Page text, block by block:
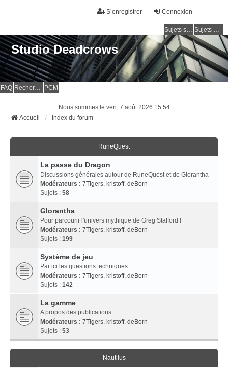
Connexion
S’enregistrer
Sujets sans réponse Sujets actifs
Studio Deadcrows
FAQ Rechercher PCM
Nous sommes le ven. 7 août 2026 15:54
Accueil
Index du forum
RuneQuest
La passe du Dragon
Discussions générales autour de RuneQuest et de Glorantha
Modérateurs : 7Tigers, kristoff, deBorn
Sujets : 58
Glorantha
Pour parcourir l'univers mythique de Greg Stafford !
Modérateurs : 7Tigers, kristoff, deBorn
Sujets : 199
Système de jeu
Par ici les questions techniques
Modérateurs : 7Tigers, kristoff, deBorn
Sujets : 142
La gamme
A propos des publications
Modérateurs : 7Tigers, kristoff, deBorn
Sujets : 53
Nautilus